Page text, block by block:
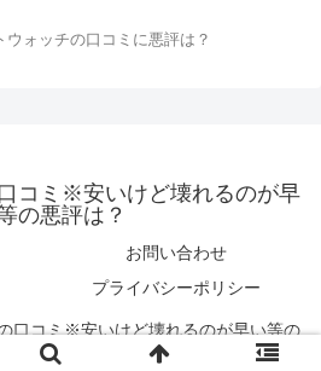
ウォッチの口コミに悪評は？
コミ※安いけど壊れるのが早
の悪評は？
お問い合わせ
プライバシーポリシー
口コミ※安いけど壊れるのが早い等の
悪評は？.